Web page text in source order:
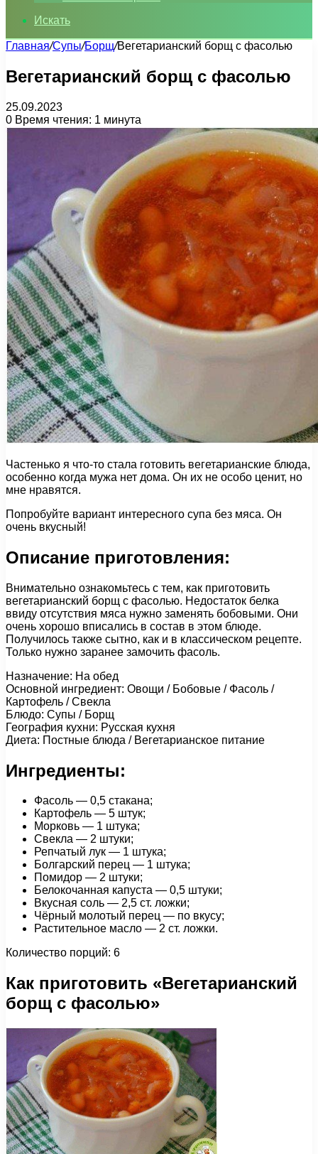
Искать
Главная/Супы/Борщ/Вегетарианский борщ с фасолью
Вегетарианский борщ с фасолью
25.09.2023
0 Время чтения: 1 минута
Частенько я что-то стала готовить вегетарианские блюда,
особенно когда мужа нет дома. Он их не особо ценит, но
мне нравятся.
Попробуйте вариант интересного супа без мяса. Он
очень вкусный!
Описание приготовления:
Внимательно ознакомьтесь с тем, как приготовить
вегетарианский борщ с фасолью. Недостаток белка
ввиду отсутствия мяса нужно заменять бобовыми. Они
очень хорошо вписались в состав в этом блюде.
Получилось также сытно, как и в классическом рецепте.
Только нужно заранее замочить фасоль.
Назначение: На обед
Основной ингредиент: Овощи / Бобовые / Фасоль /
Картофель / Свекла
Блюдо: Супы / Борщ
География кухни: Русская кухня
Диета: Постные блюда / Вегетарианское питание
Ингредиенты:
Фасоль — 0,5 стакана;
Картофель — 5 штук;
Морковь — 1 штука;
Свекла — 2 штуки;
Репчатый лук — 1 штука;
Болгарский перец — 1 штука;
Помидор — 2 штуки;
Белокочанная капуста — 0,5 штуки;
Вкусная соль — 2,5 ст. ложки;
Чёрный молотый перец — по вкусу;
Растительное масло — 2 ст. ложки.
Количество порций: 6
Как приготовить «Вегетарианский
борщ с фасолью»